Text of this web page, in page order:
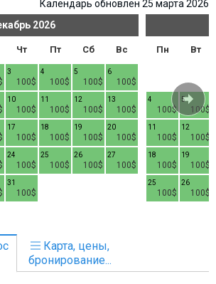
Календарь обновлен 25 марта 2026
2026
Чт Пт Сб Вс
100$
3
100$
4
100$
5
100$
6
100$
10
100$
11
100$
12
100$
13
100$
17
100$
18
100$
19
100$
20
100$
24
100$
25
100$
26
100$
27
100$
31
Пн Вт
100$
4
100$
5
100$
11
100$
12
100$
18
100$
19
100$
25
100$
26
Карта, цены,
бронирование...